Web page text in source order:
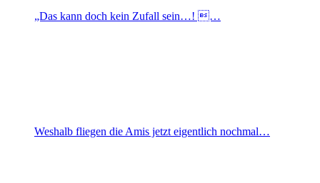
„Das kann doch kein Zufall sein…! …
Weshalb fliegen die Amis jetzt eigentlich nochmal…